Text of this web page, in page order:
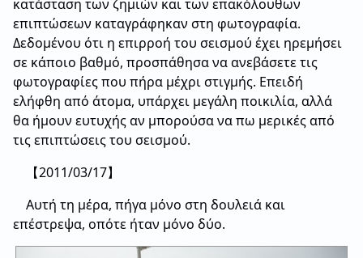
κατάσταση των ζημιών και των επακόλουθων
επιπτώσεων καταγράφηκαν στη φωτογραφία.
Δεδομένου ότι η επιρροή του σεισμού έχει ηρεμήσει
σε κάποιο βαθμό, προσπάθησα να ανεβάσετε τις
φωτογραφίες που πήρα μέχρι στιγμής. Επειδή
ελήφθη από άτομα, υπάρχει μεγάλη ποικιλία, αλλά
θα ήμουν ευτυχής αν μπορούσα να πω μερικές από
τις επιπτώσεις του σεισμού.
【2011/03/17】
Αυτή τη μέρα, πήγα μόνο στη δουλειά και
επέστρεψα, οπότε ήταν μόνο δύο.